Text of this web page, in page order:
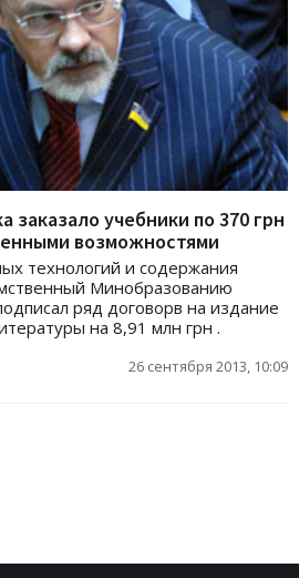
заказало учебники по 370 грн
возможностями
технологий и содержания
Минобразованию
ряд договорв на издание
на 8,91 млн грн .
26 сентября 2013, 10:09